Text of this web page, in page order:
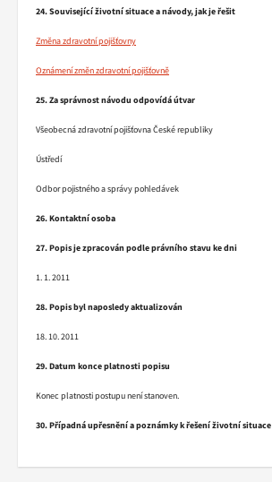
24. Související životní situace a návody, jak je řešit
Změna zdravotní pojišťovny
Oznámení změn zdravotní pojišťovně
25. Za správnost návodu odpovídá útvar
Všeobecná zdravotní pojišťovna České republiky
Ústředí
Odbor pojistného a správy pohledávek
26. Kontaktní osoba
27. Popis je zpracován podle právního stavu ke dni
1. 1. 2011
28. Popis byl naposledy aktualizován
18. 10. 2011
29. Datum konce platnosti popisu
Konec platnosti postupu není stanoven.
30. Případná upřesnění a poznámky k řešení životní situace